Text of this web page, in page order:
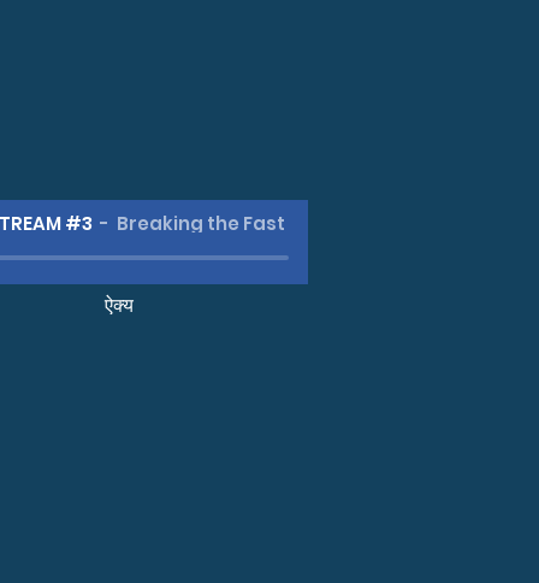
#3 Breaking the Fast
ऐक्य